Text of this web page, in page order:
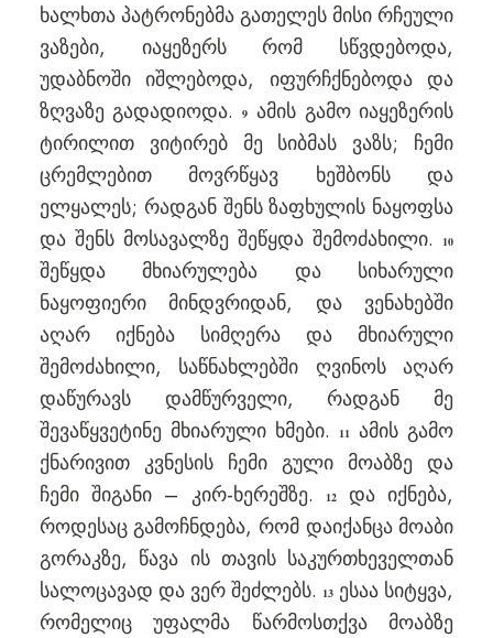
ხალხთა პატრონებმა გათელეს მისი რჩეული
ვაზები, იაყეზერს რომ სწვდებოდა,
უდაბნოში იშლებოდა, იფურჩქნებოდა და
ზღვაზე გადადიოდა.9
ამის გამო იაყეზერის
ტირილით ვიტირებ მე სიბმას ვაზს; ჩემი
ცრემლებით მოვრწყავ ხეშბონს და
ელყალეს; რადგან შენს ზაფხულის ნაყოფსა
და შენს მოსავალზე შეწყდა შემოძახილი.
10
შეწყდა მხიარულება და სიხარული
ნაყოფიერი მინდვრიდან, და ვენახებში
აღარ იქნება სიმღერა და მხიარული
შემოძახილი, საწნახლებში ღვინოს აღარ
დაწურავს დამწურველი, რადგან მე
შევაწყვეტინე მხიარული ხმები.
11
ამის გამო
ქნარივით კვნესის ჩემი გული მოაბზე და
ჩემი შიგანი – კირ-ხერეშზე.
12და იქნება,
როდესაც გამოჩნდება, რომ დაიქანცა მოაბი
გორაკზე, წავა ის თავის საკურთხეველთან
სალოცავად და ვერ შეძლებს. 13 ესაა სიტყვა,
რომელიც უფალმა წარმოსთქვა მოაბზე